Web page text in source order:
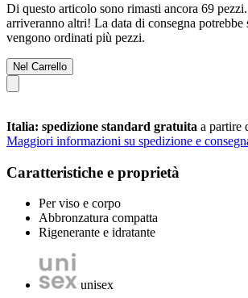
Di questo articolo sono rimasti ancora 69
arriveranno altri! La data di consegna potrebbe
vengono ordinati più pezzi.
Nel Carrello
Italia: spedizione standard gratuita a partire
Maggiori informazioni su spedizione e
Caratteristiche e proprietà
Per viso e corpo
Abbronzatura compatta
Rigenerante e idratante
unisex